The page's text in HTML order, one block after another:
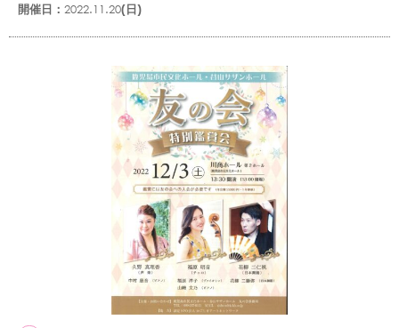
開催日： 2022.11.20(日)